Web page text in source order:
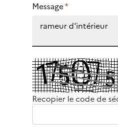
Message*
Recopier le code de